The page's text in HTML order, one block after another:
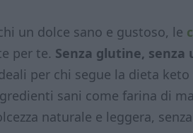
un dolce sano e gustoso, le
per te. Senza glutine,
per chi segue la dieta
sani come farina di
naturale e leggera,